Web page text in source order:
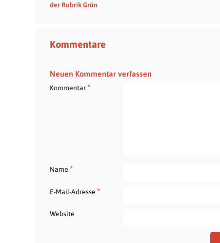
der Rubrik Grün
Kommentare
Neuen Kommentar verfassen
Kommentar*
Name *
E-Mail-Adresse *
Website